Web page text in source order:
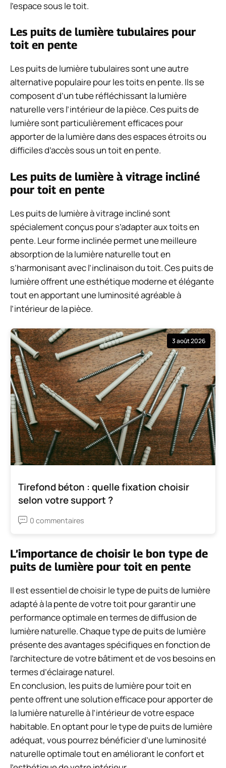
l’espace sous le toit.
Les puits de lumière tubulaires pour
toit en pente
Les puits de lumière tubulaires sont une autre
alternative populaire pour les toits en pente. Ils se
composent d’un tube réfléchissant la lumière
naturelle vers l’intérieur de la pièce. Ces puits de
lumière sont particulièrement efficaces pour
apporter de la lumière dans des espaces étroits ou
difficiles d’accès sous un toit en pente.
Les puits de lumière à vitrage incliné
pour toit en pente
Les puits de lumière à vitrage incliné sont
spécialement conçus pour s’adapter aux toits en
pente. Leur forme inclinée permet une meilleure
absorption de la lumière naturelle tout en
s’harmonisant avec l’inclinaison du toit. Ces puits de
lumière offrent une esthétique moderne et élégante
tout en apportant une luminosité agréable à
l’intérieur de la pièce.
3 août 2026
Tirefond béton : quelle fixation choisir
selon votre support ?
0 commentaires
L’importance de choisir le bon type de
puits de lumière pour toit en pente
Il est essentiel de choisir le type de puits de lumière
adapté à la pente de votre toit pour garantir une
performance optimale en termes de diffusion de
lumière naturelle. Chaque type de puits de lumière
présente des avantages spécifiques en fonction de
l’architecture de votre bâtiment et de vos besoins en
termes d’éclairage naturel.
En conclusion, les puits de lumière pour toit en
pente offrent une solution efficace pour apporter de
la lumière naturelle à l’intérieur de votre espace
habitable. En optant pour le type de puits de lumière
adéquat, vous pourrez bénéficier d’une luminosité
naturelle optimale tout en améliorant le confort et